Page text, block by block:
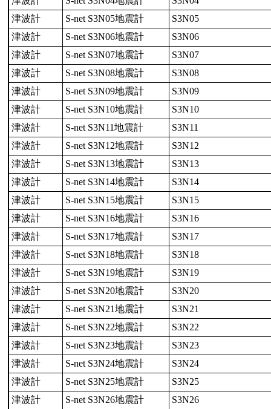
津波計
S-net S3N05地震計
S3N05
津波計
S-net S3N06地震計
S3N06
津波計
S-net S3N07地震計
S3N07
津波計
S-net S3N08地震計
S3N08
津波計
S-net S3N09地震計
S3N09
津波計
S-net S3N10地震計
S3N10
津波計
S-net S3N11地震計
S3N11
津波計
S-net S3N12地震計
S3N12
津波計
S-net S3N13地震計
S3N13
津波計
S-net S3N14地震計
S3N14
津波計
S-net S3N15地震計
S3N15
津波計
S-net S3N16地震計
S3N16
津波計
S-net S3N17地震計
S3N17
津波計
S-net S3N18地震計
S3N18
津波計
S-net S3N19地震計
S3N19
津波計
S-net S3N20地震計
S3N20
津波計
S-net S3N21地震計
S3N21
津波計
S-net S3N22地震計
S3N22
津波計
S-net S3N23地震計
S3N23
津波計
S-net S3N24地震計
S3N24
津波計
S-net S3N25地震計
S3N25
津波計
S-net S3N26地震計
S3N26